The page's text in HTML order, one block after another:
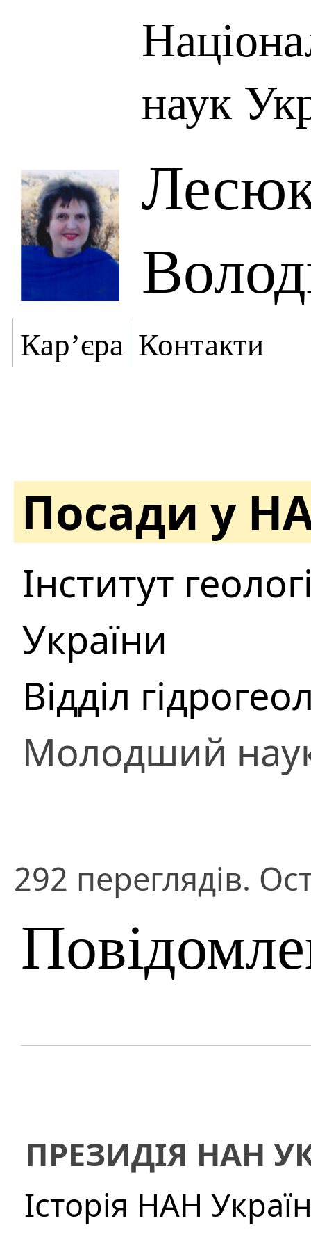
наук
Кар’єра Контакти
Посади у
Інститут
України
Відділ
Молодший
292 переглядів.
ПРЕЗИДІЯ НАН
Історія НАН